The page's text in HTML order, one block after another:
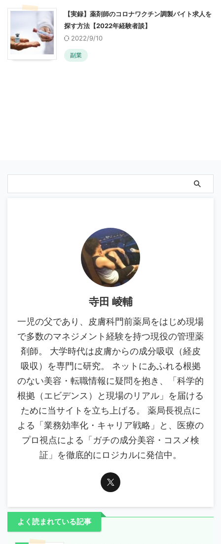
【実録】薬剤師のコロナワクチン調製バイト求人を
探す方法【2022年経験者談】
2022/9/10
副業
寺田 崚輔
一児の父であり、皮膚科門前薬局をはじめ現場
で多数のマネジメント経験を持つ現役の管理薬
剤師。 大学時代は皮膚からの成分吸収（経皮
吸収）を専門に研究。 ネットにあふれる根拠
のない美容・転職情報に疑問を抱き、「科学的
根拠（エビデンス）と現場のリアル」を届ける
ために当サイトを立ち上げる。 薬局長視点に
よる「業務効率化・キャリア戦略」と、医療の
プロ視点による「ガチの成分美容・コスメ検
証」を徹底的にロジカルに発信中。
よく読まれている記事